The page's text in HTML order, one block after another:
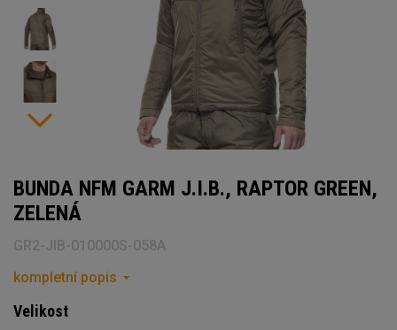
BUNDA NFM GARM J.I.B., RAPTOR GREEN,
ZELENÁ
GR2-JIB-010000S-058A
kompletní popis
Velikost